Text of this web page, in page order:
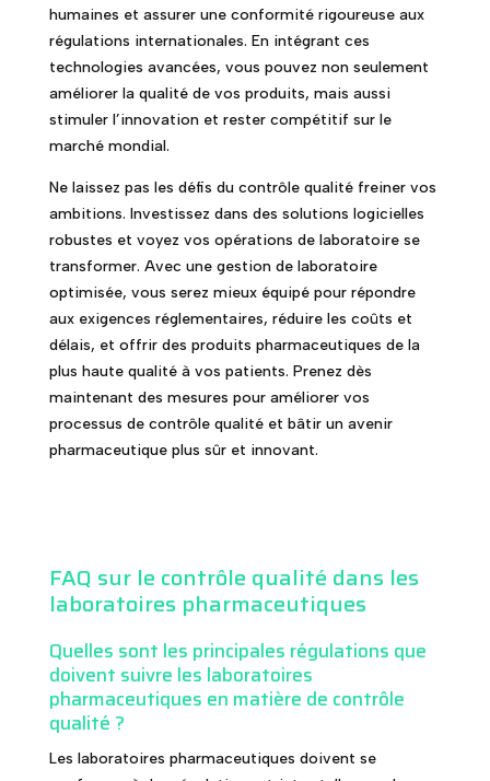
humaines et assurer une conformité rigoureuse aux
régulations internationales. En intégrant ces
technologies avancées, vous pouvez non seulement
améliorer la qualité de vos produits, mais aussi
stimuler l’innovation et rester compétitif sur le
marché mondial.
Ne laissez pas les défis du contrôle qualité freiner vos
ambitions. Investissez dans des solutions logicielles
robustes et voyez vos opérations de laboratoire se
transformer. Avec une gestion de laboratoire
optimisée, vous serez mieux équipé pour répondre
aux exigences réglementaires, réduire les coûts et
délais, et offrir des produits pharmaceutiques de la
plus haute qualité à vos patients. Prenez dès
maintenant des mesures pour améliorer vos
processus de contrôle qualité et bâtir un avenir
pharmaceutique plus sûr et innovant.
FAQ sur le contrôle qualité dans les
laboratoires pharmaceutiques
Quelles sont les principales régulations que
doivent suivre les laboratoires
pharmaceutiques en matière de contrôle
qualité ?
Les laboratoires pharmaceutiques doivent se